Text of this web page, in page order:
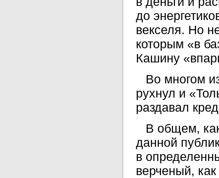
до
векселя. Но
которым «в
Кашину
Во многом
рухнул и
раздавал
В общем,
данной
в
верченый,